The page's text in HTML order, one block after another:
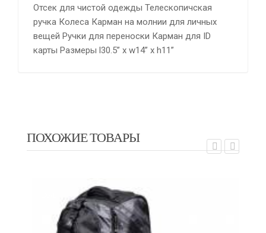
Отсек для чистой одежды Телескопичская
ручка Колеса Карман на молнии для личных
вещей Ручки для переноски Карман для ID
карты Размеры l30.5” x w14” x h11”
ПОХОЖИЕ ТОВАРЫ